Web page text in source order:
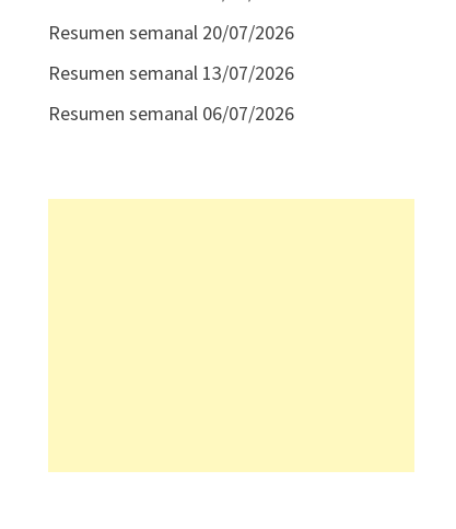
Resumen semanal 20/07/2026
Resumen semanal 13/07/2026
Resumen semanal 06/07/2026